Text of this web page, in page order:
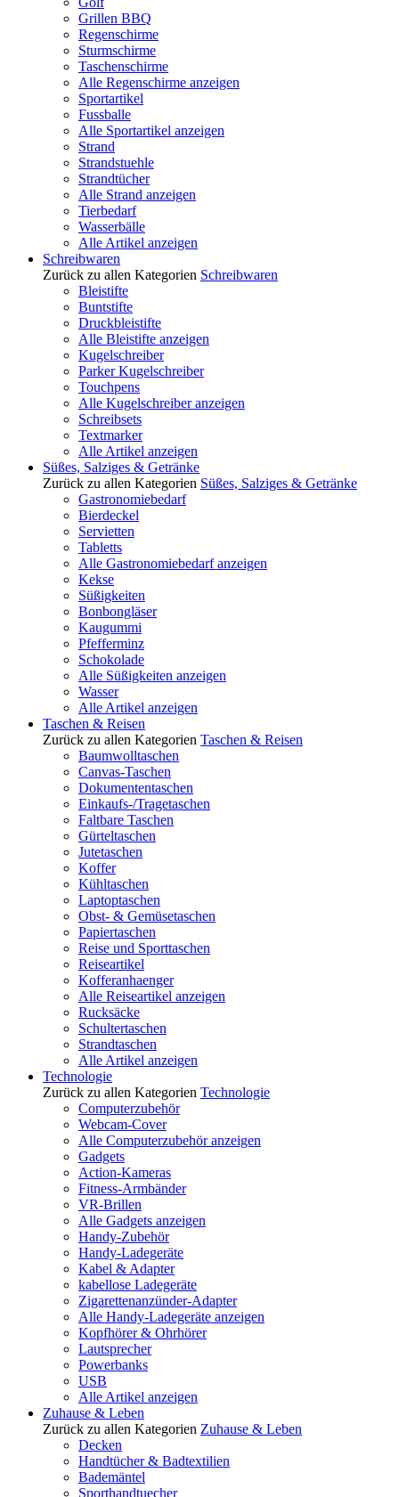
Grillen BBQ
Regenschirme
Sturmschirme
Taschenschirme
Alle Regenschirme anzeigen
Sportartikel
Fussballe
Alle Sportartikel anzeigen
Strand
Strandstuehle
Strandtücher
Alle Strand anzeigen
Tierbedarf
Wasserbälle
Alle Artikel anzeigen
Schreibwaren
Zurück zu allen Kategorien Schreibwaren
Bleistifte
Buntstifte
Druckbleistifte
Alle Bleistifte anzeigen
Kugelschreiber
Parker Kugelschreiber
Touchpens
Alle Kugelschreiber anzeigen
Schreibsets
Textmarker
Alle Artikel anzeigen
Süßes, Salziges & Getränke
Zurück zu allen Kategorien Süßes, Salziges & Getränke
Gastronomiebedarf
Bierdeckel
Servietten
Tabletts
Alle Gastronomiebedarf anzeigen
Kekse
Süßigkeiten
Bonbongläser
Kaugummi
Pfefferminz
Schokolade
Alle Süßigkeiten anzeigen
Wasser
Alle Artikel anzeigen
Taschen & Reisen
Zurück zu allen Kategorien Taschen & Reisen
Baumwolltaschen
Canvas-Taschen
Dokumententaschen
Einkaufs-/Tragetaschen
Faltbare Taschen
Gürteltaschen
Jutetaschen
Koffer
Kühltaschen
Laptoptaschen
Obst- & Gemüsetaschen
Papiertaschen
Reise und Sporttaschen
Reiseartikel
Kofferanhaenger
Alle Reiseartikel anzeigen
Rucksäcke
Schultertaschen
Strandtaschen
Alle Artikel anzeigen
Technologie
Zurück zu allen Kategorien Technologie
Computerzubehör
Webcam-Cover
Alle Computerzubehör anzeigen
Gadgets
Action-Kameras
Fitness-Armbänder
VR-Brillen
Alle Gadgets anzeigen
Handy-Zubehör
Handy-Ladegeräte
Kabel & Adapter
kabellose Ladegeräte
Zigarettenanzünder-Adapter
Alle Handy-Ladegeräte anzeigen
Kopfhörer & Ohrhörer
Lautsprecher
Powerbanks
USB
Alle Artikel anzeigen
Zuhause & Leben
Zurück zu allen Kategorien Zuhause & Leben
Decken
Handtücher & Badtextilien
Bademäntel
Sporthandtuecher